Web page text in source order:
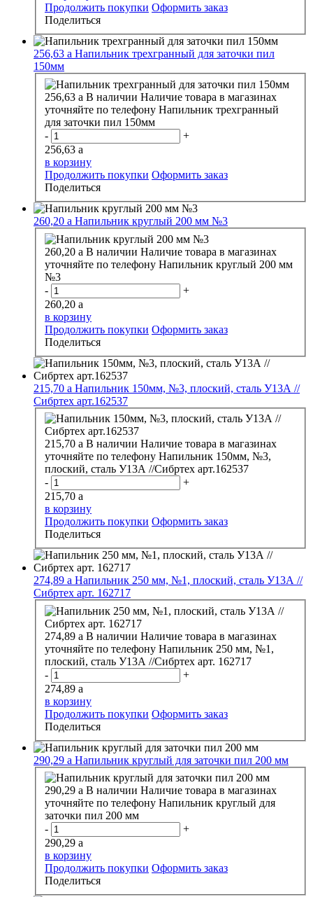
Продолжить покупки Оформить заказ
Поделиться
256,63 a Напильник трехгранный для заточки пил
150мм
256,63 a В наличии Наличие товара в магазинах
уточняйте по телефону Напильник трехгранный
для заточки пил 150мм
-
+
256,63 a
в корзину
Продолжить покупки Оформить заказ
Поделиться
260,20 a Напильник круглый 200 мм №3
260,20 a В наличии Наличие товара в магазинах
уточняйте по телефону Напильник круглый 200 мм
№3
-
+
260,20 a
в корзину
Продолжить покупки Оформить заказ
Поделиться
215,70 a Напильник 150мм, №3, плоский, сталь У13А //
Сибртех арт.162537
215,70 a В наличии Наличие товара в магазинах
уточняйте по телефону Напильник 150мм, №3,
плоский, сталь У13А //Сибртех арт.162537
-
+
215,70 a
в корзину
Продолжить покупки Оформить заказ
Поделиться
274,89 a Напильник 250 мм, №1, плоский, сталь У13А //
Сибртех арт. 162717
274,89 a В наличии Наличие товара в магазинах
уточняйте по телефону Напильник 250 мм, №1,
плоский, сталь У13А //Сибртех арт. 162717
-
+
274,89 a
в корзину
Продолжить покупки Оформить заказ
Поделиться
290,29 a Напильник круглый для заточки пил 200 мм
290,29 a В наличии Наличие товара в магазинах
уточняйте по телефону Напильник круглый для
заточки пил 200 мм
-
+
290,29 a
в корзину
Продолжить покупки Оформить заказ
Поделиться